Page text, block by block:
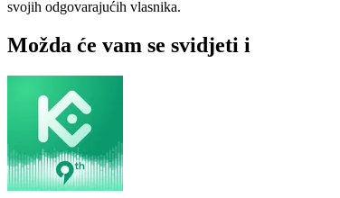
svojih odgovarajućih vlasnika.
Možda će vam se svidjeti i